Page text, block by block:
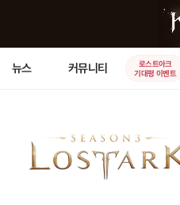
뉴스 커뮤니티
로스트아크
기대평 이벤트